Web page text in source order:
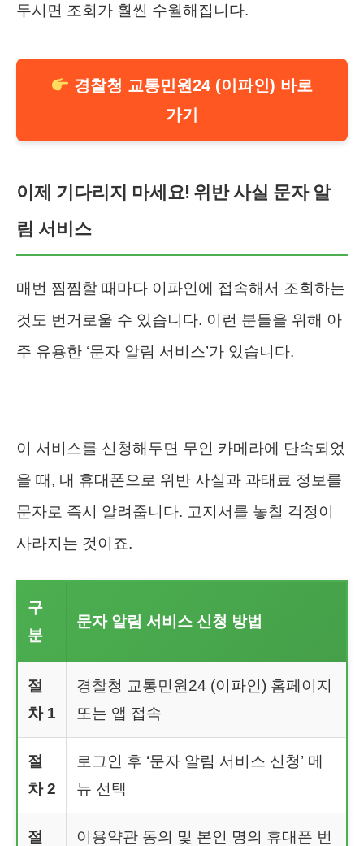
두시면 조회가 훨씬 수월해집니다.
경찰청 교통민원24 (이파인) 바로
가기
이제 기다리지 마세요! 위반 사실 문자 알
림 서비스
매번 찜찜할 때마다 이파인에 접속해서 조회하는
것도 번거로울 수 있습니다. 이런 분들을 위해 아
주 유용한 ‘문자 알림 서비스’가 있습니다.
이 서비스를 신청해두면 무인 카메라에 단속되었
을 때, 내 휴대폰으로 위반 사실과 과태료 정보를
문자로 즉시 알려줍니다. 고지서를 놓칠 걱정이
사라지는 것이죠.
구
분
문자 알림 서비스 신청 방법
절
차 1
경찰청 교통민원24 (이파인) 홈페이지
또는 앱 접속
절
차 2
로그인 후 ‘문자 알림 서비스 신청’ 메
뉴 선택
절
이용약관 동의 및 본인 명의 휴대폰 번